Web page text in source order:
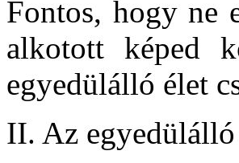
Fontos, hogy ne
alkotott képed
egyedülálló élet
II. Az egyedülálló